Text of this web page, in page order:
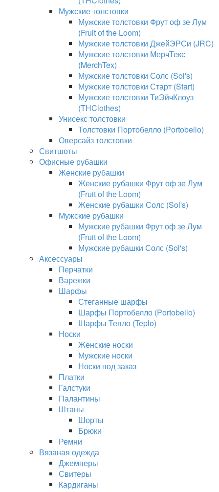
Мужские толстовки
Мужские толстовки Фрут оф зе Лум
(Fruit of the Loom)
Мужские толстовки ДжейЭРСи (JRC)
Мужские толстовки МерчТекс
(MerchTex)
Мужские толстовки Солс (Sol's)
Мужские толстовки Старт (Start)
Мужские толстовки ТиЭйчКлоуз
(THClothes)
Унисекс толстовки
Толстовки Портобелло (Portobello)
Оверсайз толстовки
Свитшоты
Офисные рубашки
Женские рубашки
Женские рубашки Фрут оф зе Лум
(Fruit of the Loom)
Женские рубашки Солс (Sol's)
Мужские рубашки
Мужские рубашки Фрут оф зе Лум
(Fruit of the Loom)
Мужские рубашки Солс (Sol's)
Аксессуары
Перчатки
Варежки
Шарфы
Стеганные шарфы
Шарфы Портобелло (Portobello)
Шарфы Тепло (Teplo)
Носки
Женские носки
Мужские носки
Носки под заказ
Платки
Галстуки
Палантины
Штаны
Шорты
Брюки
Ремни
Вязаная одежда
Джемперы
Свитеры
Кардиганы